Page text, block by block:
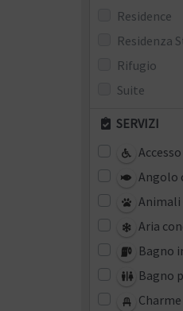
Residence
Residenza
Rifugio
Suite
SERVIZI
Angolo
Animali
Aria
Bagno
Bagno